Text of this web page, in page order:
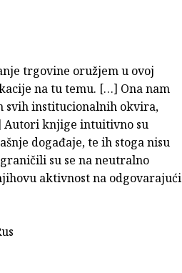
trgovine oružjem u ovoj
na tu temu. […] Ona nam
svih institucionalnih okvira,
Autori knjige intuitivno su
događaje, te ih stoga nisu
su se na neutralno
aktivnost na odgovarajući